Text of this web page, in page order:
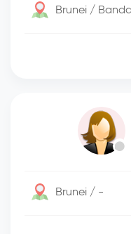
Brunei / -